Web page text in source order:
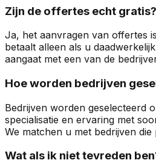
Zijn de offertes echt gratis?
Ja, het aanvragen van offertes
betaalt alleen als u
aangaat met een van de
Hoe worden bedrijven
Bedrijven worden geselecteerd
specialisatie en ervaring met
We matchen u met bedrijven die
Wat als ik niet tevreden